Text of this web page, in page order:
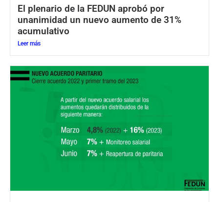
El plenario de la FEDUN aprobó por
unanimidad un nuevo aumento de 31%
acumulativo
Leer más